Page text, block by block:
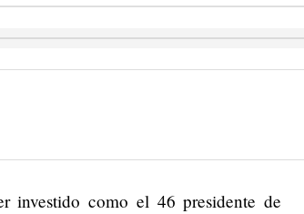
investido como el 46 presidente de